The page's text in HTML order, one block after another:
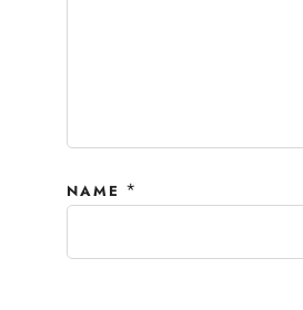
NAME *